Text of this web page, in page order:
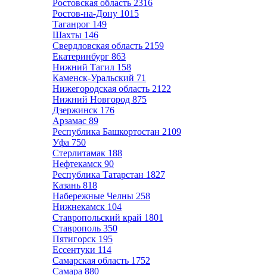
Ростовская область 2316
Ростов-на-Дону 1015
Таганрог 149
Шахты 146
Свердловская область 2159
Екатеринбург 863
Нижний Тагил 158
Каменск-Уральский 71
Нижегородская область 2122
Нижний Новгород 875
Дзержинск 176
Арзамас 89
Республика Башкортостан 2109
Уфа 750
Стерлитамак 188
Нефтекамск 90
Республика Татарстан 1827
Казань 818
Набережные Челны 258
Нижнекамск 104
Ставропольский край 1801
Ставрополь 350
Пятигорск 195
Ессентуки 114
Самарская область 1752
Самара 880